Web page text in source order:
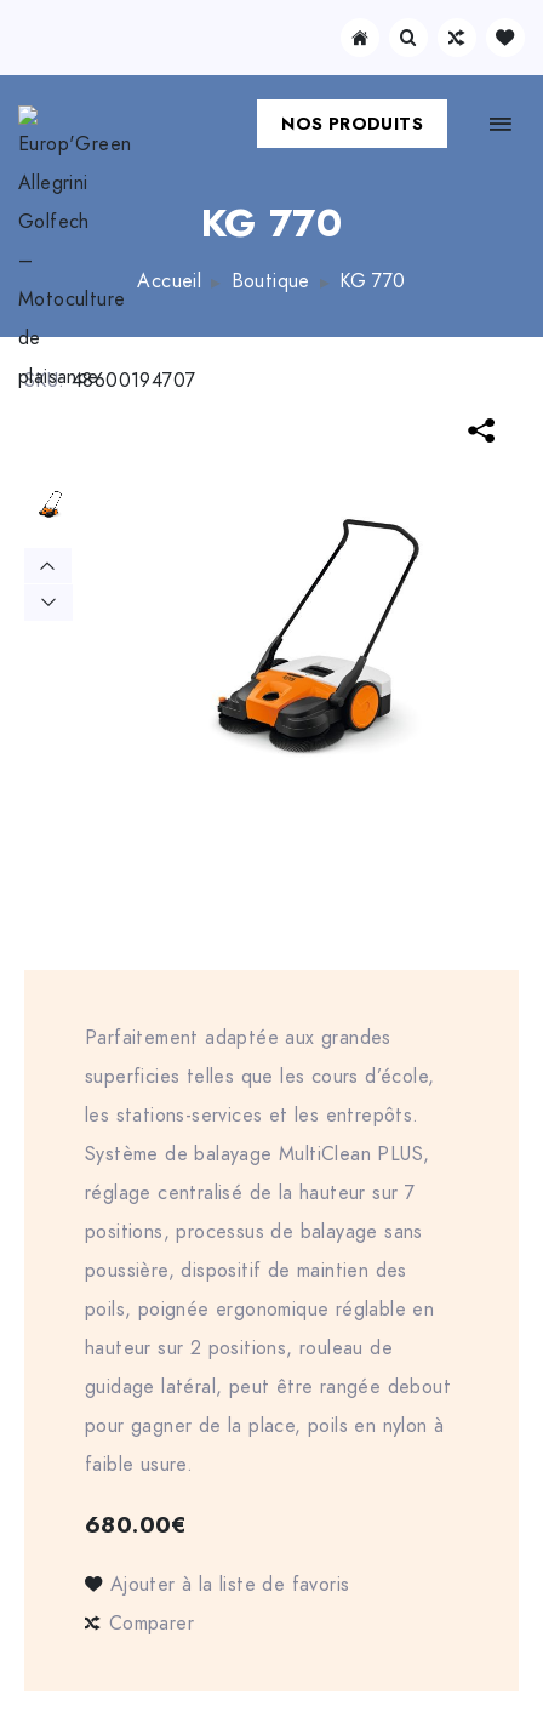
NOS PRODUITS
KG 770
Accueil Boutique KG 770
SKU:48600194707
Parfaitement adaptée aux grandes
superficies telles que les cours d’école,
les stations-services et les entrepôts.
Système de balayage MultiClean PLUS,
réglage centralisé de la hauteur sur 7
positions, processus de balayage sans
poussière, dispositif de maintien des
poils, poignée ergonomique réglable en
hauteur sur 2 positions, rouleau de
guidage latéral, peut être rangée debout
pour gagner de la place, poils en nylon à
faible usure.
680.00€
Ajouter à la liste de favoris
Comparer